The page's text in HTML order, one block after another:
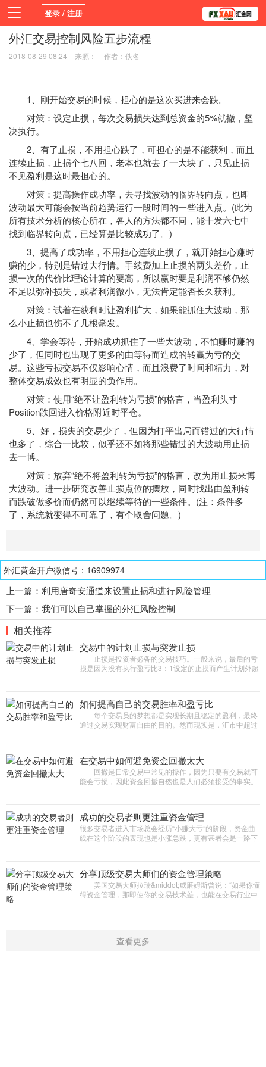
登录 / 注册
首页 新闻 观点
平台
指标EA 书籍
外汇交易控制风险五步流程
2018-08-29 08:24 来源： 作者：佚名
1、刚开始交易的时候，担心的是这次买进来会跌。
对策：设定止损，每次交易损失达到总资金的5%就撤，坚
决执行。
2、有了止损，不用担心跌了，可担心的是不能获利，而且
连续止损，止损个七八回，老本也就去了一大块了，只见止损
不见盈利是这时最担心的。
对策：提高操作成功率，去寻找波动的临界转向点，也即
波动最大可能会按当前趋势运行一段时间的一些进入点。(此为
所有技术分析的核心所在，各人的方法都不同，能十发六七中
找到临界转向点，已经算是比较成功了。)
3、提高了成功率，不用担心连续止损了，就开始担心赚时
赚的少，特别是错过大行情。手续费加上止损的两头差价，止
损一次的代价比理论计算的要高，所以赢时要是利润不够仍然
不足以弥补损失，或者利润微小，无法肯定能否长久获利。
对策：试着在获利时让盈利扩大，如果能抓住大波动，那
么小止损也伤不了几根毫发。
4、学会等待，开始成功抓住了一些大波动，不怕赚时赚的
少了，但同时也出现了更多的由等待而造成的转赢为亏的交
易。这些亏损交易不仅影响心情，而且浪费了时间和精力，对
整体交易成效也有明显的负作用。
对策：使用“绝不让盈利转为亏损”的格言，当盈利头寸
Position跌回进入价格附近时平仓。
5、好，损失的交易少了，但因为打平出局而错过的大行情
也多了，综合一比较，似乎还不如将那些错过的大波动用止损
去一博。
对策：放弃“绝不将盈利转为亏损”的格言，改为用止损来博
大波动。进一步研究改善止损点位的摆放，同时找出由盈利转
而跌破做多价而仍然可以继续等待的一些条件。(注：条件多
了，系统就变得不可靠了，有个取舍问题。)
外汇黄金开户微信号：16909974
上一篇： 利用唐奇安通道来设置止损和进行风险管理
下一篇： 我们可以自己掌握的外汇风险控制
相关推荐
交易中的计划止损与突发止损
止损是投资者必备的交易技巧。一般来说，最后的亏
损是因为没有执行盈亏比3：1设定的止损而产生计划外超
如何提高自己的交易胜率和盈亏比
每个交易员的梦想都是实现长期且稳定的盈利，最终
通过交易实现财富自由的目的。然而现实是，汇市中超过
在交易中如何避免资金回撤太大
回撤是日常交易中常见的操作，因为只要有交易就可
能会亏损，因此资金回撤自然也是人们必须接受的事实。
成功的交易者则更注重资金管理
很多交易者进入市场总会经历“小赚大亏”的阶段，资金曲
线在这个阶段的表现也是小涨急跌，更有甚者会是一路下
分享顶级交易大师们的资金管理策略
美国交易大师拉瑞&middot;威廉姆斯曾说：“如果你懂
得资金管理，那即使你的交易技术差，也能在交易行业中
查看更多